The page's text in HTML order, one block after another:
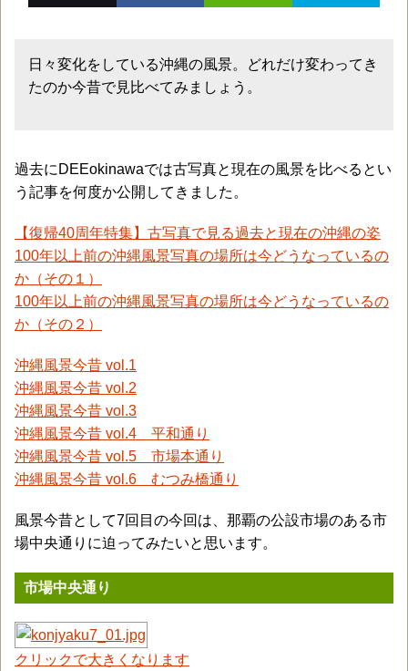
日々変化をしている沖縄の風景。どれだけ変わってき
たのか今昔で見比べてみましょう。
過去にDEEokinawaでは古写真と現在の風景を比べるとい
う記事を何度か公開してきました。
【復帰40周年特集】古写真で見る過去と現在の沖縄の姿
100年以上前の沖縄風景写真の場所は今どうなっているの
か（その１）
100年以上前の沖縄風景写真の場所は今どうなっているの
か（その２）
沖縄風景今昔 vol.1
沖縄風景今昔 vol.2
沖縄風景今昔 vol.3
沖縄風景今昔 vol.4 平和通り
沖縄風景今昔 vol.5 市場本通り
沖縄風景今昔 vol.6 むつみ橋通り
風景今昔として7回目の今回は、那覇の公設市場のある市
場中央通りに迫ってみたいと思います。
市場中央通り
クリックで大きくなります